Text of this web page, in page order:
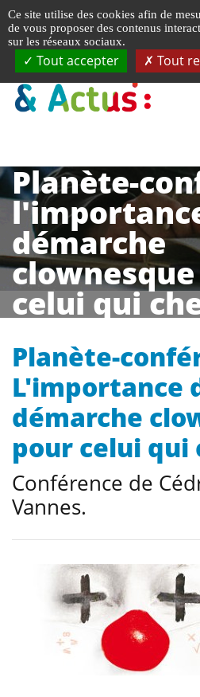
Planète-
démarche
celui qui
Planète-
L'importance
démarche
pour celui qui
Conférence de
Vannes.
Ce site utilise des cookies afin de
de vous proposer des contenus
sur les réseaux sociaux.
Tout accepter Tout